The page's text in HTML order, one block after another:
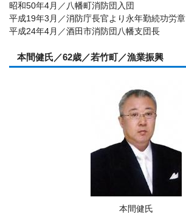
昭和50年4月／八幡町消防団入団
平成19年3月／消防庁長官より永年勤続功労章
平成24年4月／酒田市消防団八幡支団長
本間健氏／62歳／若竹町／漁業振興
本間健氏